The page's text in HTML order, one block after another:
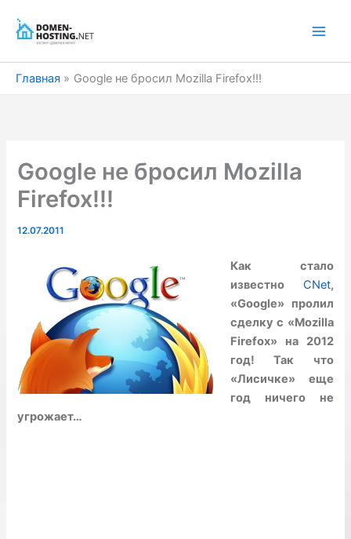
содержимому
Главная Goоgle не бросил Mozilla Firefox!!!
Goоgle не бросил Mozilla
Firefox!!!
12.07.2011
Как стало
известно CNet,
«Google» пролил
сделку с «Mozilla
Firefox» на 2012
год! Так что
«Лисичке» еще
год ничего не
угрожает…